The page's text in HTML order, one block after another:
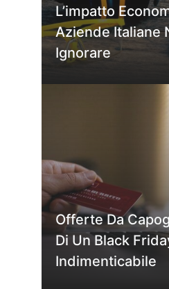
L’impatto
Aziende Italiane
Ignorare
Offerte Da
Di Un Black
Indimenticabile